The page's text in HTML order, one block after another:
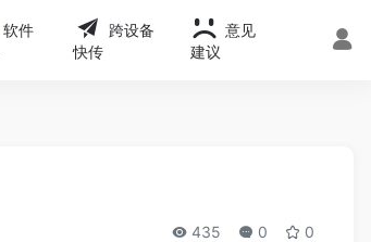
软件
跨设备
快传
意见
建议
435 0 0